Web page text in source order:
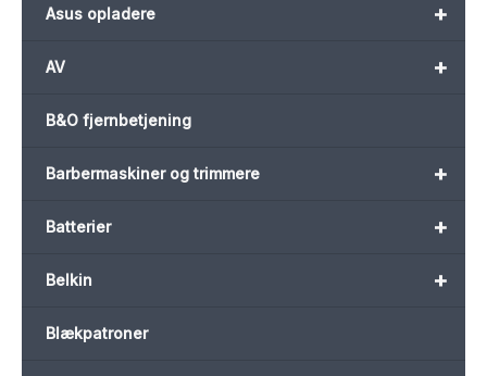
+
Asus opladere
+
AV
B&O fjernbetjening
+
Barbermaskiner og trimmere
+
Batterier
+
Belkin
Blækpatroner